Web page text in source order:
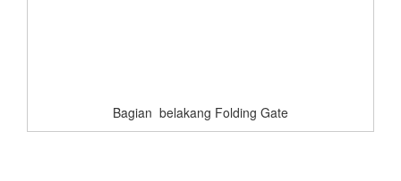
Bagian belakang Folding Gate